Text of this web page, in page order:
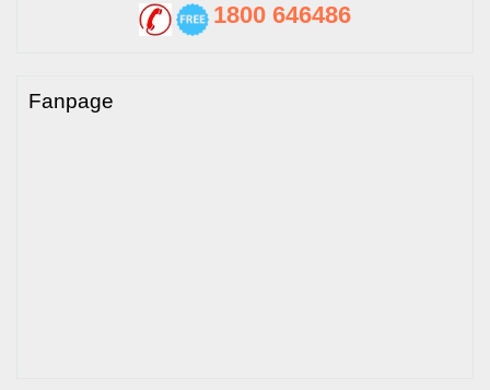
1800 646486
Fanpage